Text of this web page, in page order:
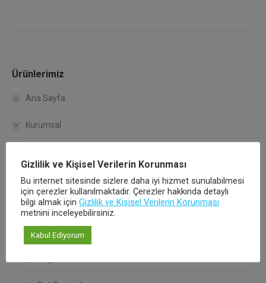
Ürünlerimiz
Ana Sayfa
Kurumsal
Kalite Politikamız
Hakkımızda
Ürünlerimiz
Gizlilik ve Kişisel Verilerin Korunması
Bu internet sitesinde sizlere daha iyi hizmet sunulabilmesi
için çerezler kullanılmaktadır. Çerezler hakkında detaylı
bilgi almak için Gizlilik ve Kişisel Verilerin Korunması
metnini inceleyebilirsiniz.
Kabul Ediyorum